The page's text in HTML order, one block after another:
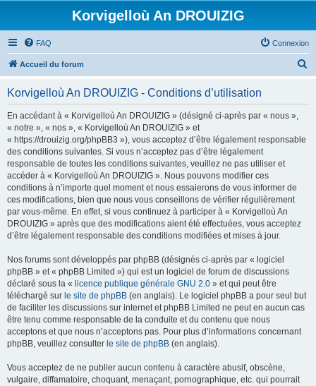
Korvigelloù An DROUIZIG
FAQ Connexion
Accueil du forum
Korvigelloù An DROUIZIG - Conditions d’utilisation
En accédant à « Korvigelloù An DROUIZIG » (désigné ci-après par « nous »,
« notre », « nos », « Korvigelloù An DROUIZIG » et
« https://drouizig.org/phpBB3 »), vous acceptez d’être légalement responsable
des conditions suivantes. Si vous n’acceptez pas d’être légalement
responsable de toutes les conditions suivantes, veuillez ne pas utiliser et
accéder à « Korvigelloù An DROUIZIG ». Nous pouvons modifier ces
conditions à n’importe quel moment et nous essaierons de vous informer de
ces modifications, bien que nous vous conseillons de vérifier régulièrement
par vous-même. En effet, si vous continuez à participer à « Korvigelloù An
DROUIZIG » après que des modifications aient été effectuées, vous acceptez
d’être légalement responsable des conditions modifiées et mises à jour.
Nos forums sont développés par phpBB (désignés ci-après par « logiciel
phpBB » et « phpBB Limited ») qui est un logiciel de forum de discussions
déclaré sous la « licence publique générale GNU 2.0 » et qui peut être
téléchargé sur le site de phpBB (en anglais). Le logiciel phpBB a pour seul but
de faciliter les discussions sur internet et phpBB Limited ne peut en aucun cas
être tenu comme responsable de la conduite et du contenu que nous
acceptons et que nous n’acceptons pas. Pour plus d’informations concernant
phpBB, veuillez consulter le site de phpBB (en anglais).
Vous acceptez de ne publier aucun contenu à caractère abusif, obscène,
vulgaire, diffamatoire, choquant, menaçant, pornographique, etc. qui pourrait